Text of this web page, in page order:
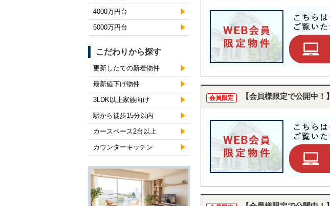
会員限定 【会員様限定で公開中！】
4000万円台
5000万円台
こだわりから探す
更新したての新着物件
最新値下げ物件
3LDK以上家族向け
駅から徒歩15分以内
カースペース2台以上
カウンターキッチン